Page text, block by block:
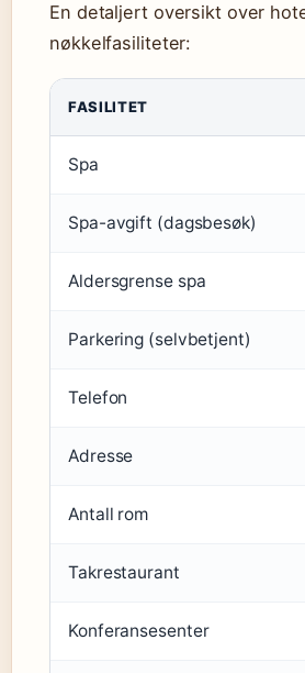
En detaljert oversikt over
nøkkelfasiliteter:
FASILITET
Spa
Spa-avgift (dagsbesøk)
Aldersgrense spa
Parkering (selvbetjent)
Telefon
Adresse
Antall rom
Takrestaurant
Konferansesenter